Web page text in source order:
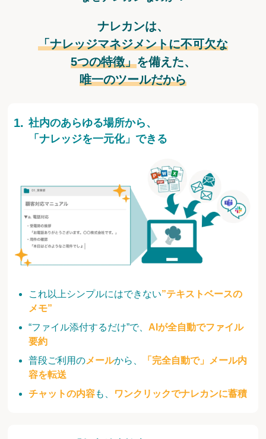
ナレカンは、
「ナレッジマネジメントに不可欠な
5つの特徴」を備えた、
唯一のツールだから
これ以上シンプルにはできない”テキストベースの
メモ”
“ファイル添付するだけ”で、 AIが全自動でファイル
要約
普段ご利用のメールから、
「完全自動で」メール内
容を転送
チャットの内容も、 ワンクリックでナレカンに蓄積
社内のあらゆる場所から、
「ナレッジを一元化」できる